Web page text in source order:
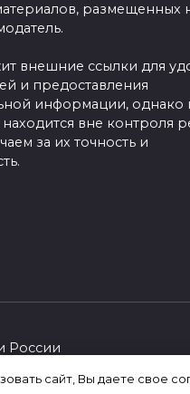
размещенных
внешние ссылки для
и предоставления
информации, однако
вне контроля
за их точность и
России
сайт, Вы даете свое